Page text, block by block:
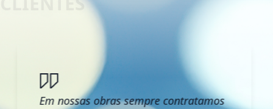
Em nossas obras sempre contratamos